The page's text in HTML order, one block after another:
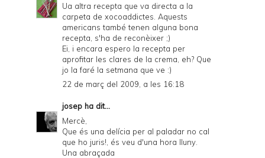
Ua altra recepta que va directa a la
carpeta de xocoaddictes. Aquests
americans també tenen alguna bona
recepta, s'ha de reconèixer ;)
Ei, i encara espero la recepta per
aprofitar les clares de la crema, eh? Que
jo la faré la setmana que ve :)
22 de març del 2009, a les 16:18
josep ha dit...
Mercè,
Que és una delícia per al paladar no cal
que ho juris!, és veu d'una hora lluny.
Una abraçada